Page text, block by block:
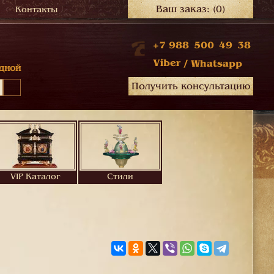
Контакты Ваш заказ:(0)
+7 988 500 49 38
Viber / Whatsapp
Получить консультацию
VIP Каталог Стили